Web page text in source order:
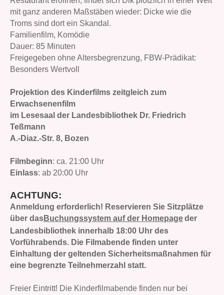
mit ganz anderen Maßstäben wieder: Dicke wie die
Troms sind dort ein Skandal.
Familienfilm, Komödie
Dauer: 85 Minuten
Freigegeben ohne Altersbegrenzung, FBW-Prädikat:
Besonders Wertvoll
Projektion des Kinderfilms zeitgleich zum
Erwachsenenfilm
im Lesesaal der Landesbibliothek Dr. Friedrich
Teßmann
A.-Diaz.-Str. 8, Bozen
Filmbeginn: ca. 21:00 Uhr
Einlass: ab 20:00 Uhr
ACHTUNG:
Anmeldung erforderlich! Reservieren Sie Sitzplätze
über dasBuchungssystem auf der Homepageder
Landesbibliothek innerhalb 18:00 Uhr des
Vorführabends. Die Filmabende finden unter
Einhaltung der geltenden Sicherheitsmaßnahmen für
eine begrenzte Teilnehmerzahl statt.
Freier Eintritt! Die Kinderfilmabende finden nur bei